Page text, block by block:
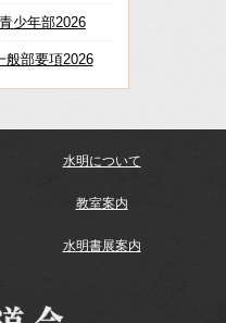
少年部2026
般部要項2026
水明について
教室案内
水明書展案内